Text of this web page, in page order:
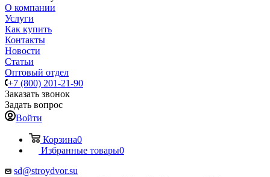
О компании
Услуги
Как купить
Контакты
Новости
Статьи
Оптовый отдел
+7 (800) 201-21-90
Заказать звонок
Задать вопрос
Войти
Корзина0
Избранные товары0
sd@stroydvor.su